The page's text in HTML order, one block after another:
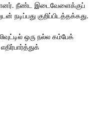
நீண்ட இடைவேளைக்குப்
நடிப்பது குறிப்பிடத்தக்கது.
ஒரு நல்ல கம்பேக்